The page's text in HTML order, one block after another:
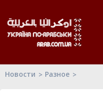
Новости Разное